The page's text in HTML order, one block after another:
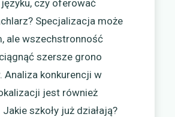
czy oferować
Specjalizacja może
ale wszechstronność
szersze grono
Analiza konkurencji w
jest również
szkoły już działają?